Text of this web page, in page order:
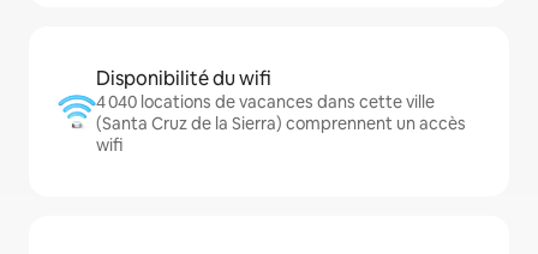
Disponibilité du wifi
4 040 locations de vacances dans cette ville
(Santa Cruz de la Sierra) comprennent un accès
wifi